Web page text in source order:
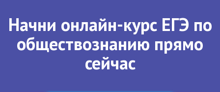
Начни онлайн-курс ЕГЭ по
обществознанию прямо
сейчас